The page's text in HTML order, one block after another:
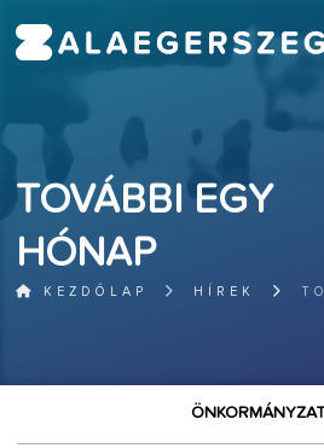
TOVÁBBI EGY
HÓNAP
KEZDŐLAP HÍREK
ÖNKORMÁNYZAT